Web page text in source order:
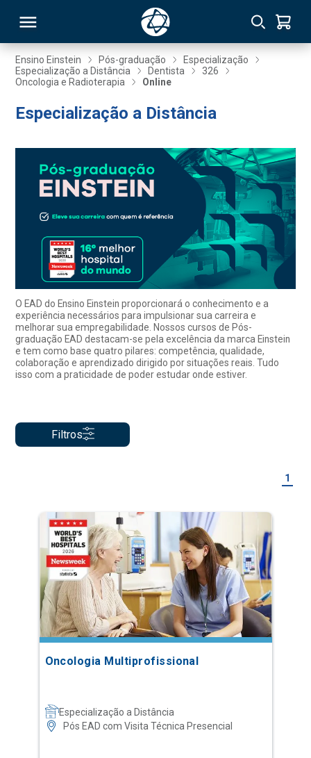
Ensino Einstein Pós-graduação
Especialização
Especialização a Distância
Dentista
326
Oncologia e Radioterapia
Online
Especialização a Distância
O EAD do Ensino Einstein proporcionará o conhecimento e a
experiência necessários para impulsionar sua carreira e
melhorar sua empregabilidade. Nossos cursos de Pós-
graduação EAD destacam-se pela excelência da marca Einstein
e tem como base quatro pilares: competência, qualidade,
colaboração e aprendizado dirigido por situações reais. Tudo
isso com a praticidade de poder estudar onde estiver.
Filtros
1
Oncologia Multiprofissional
Especialização a Distância
Pós EAD com Visita Técnica Presencial